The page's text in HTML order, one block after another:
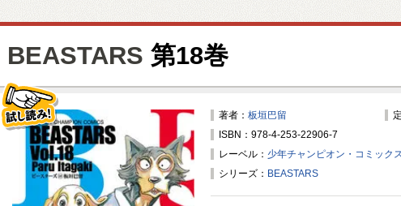
BEASTARS 第18巻
著者： 板垣巴留
ISBN：978-4-253-22906-7
レーベル： 少年チャンピオン・コミック
シリーズ： BEASTARS
試し読み！